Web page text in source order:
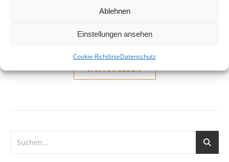
Ablehnen
Einstellungen ansehen
Cookie-RichtlinieDatenschutz
sozialverträgliche Forderungen würden die wenigen
WEITERLESEN